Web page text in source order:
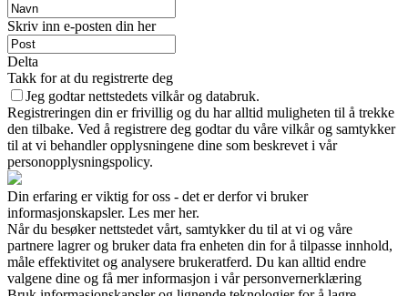
Skriv inn e-posten din her
Delta
Takk for at du registrerte deg
Jeg godtar nettstedets vilkår og databruk.
Registreringen din er frivillig og du har alltid muligheten til å trekke
den tilbake. Ved å registrere deg godtar du våre vilkår og samtykker
til at vi behandler opplysningene dine som beskrevet i vår
personopplysningspolicy.
Din erfaring er viktig for oss - det er derfor vi bruker
informasjonskapsler. Les mer her.
Når du besøker nettstedet vårt, samtykker du til at vi og våre
partnere lagrer og bruker data fra enheten din for å tilpasse innhold,
måle effektivitet og analysere brukeratferd. Du kan alltid endre
valgene dine og få mer informasjon i vår personvernerklæring